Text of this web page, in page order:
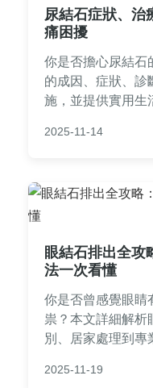
尿結石症狀、治
痛困擾
你是否擔心尿結石
的成因、症狀、診
施，並提供實用生
2025-11-14
眼結石排出全攻
法一次看懂
你是否曾感覺眼睛
祟？本文詳細解析
別、居家處理到專
2025-11-19